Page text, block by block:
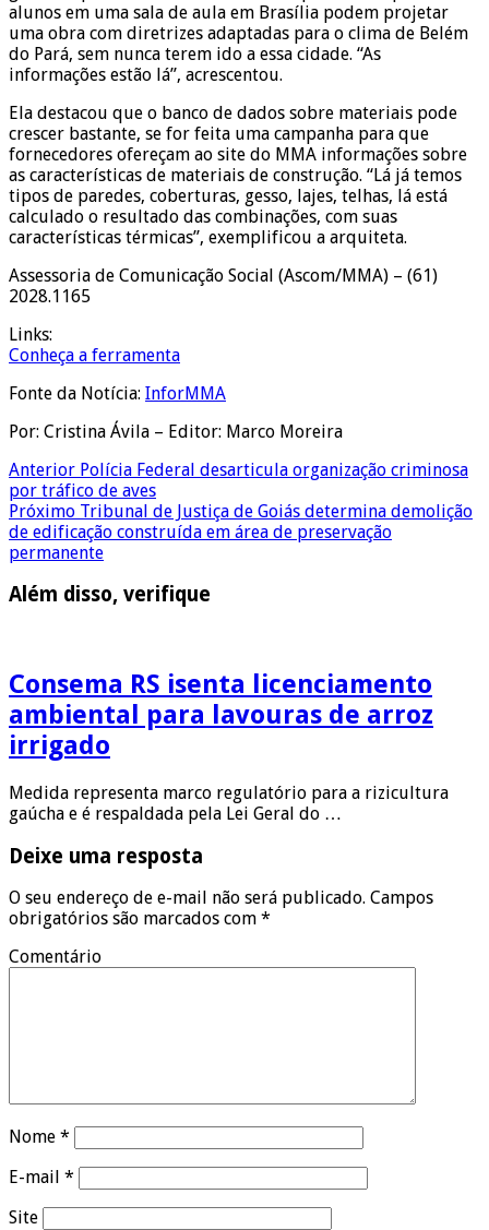
alunos em uma sala de aula em Brasília podem projetar
uma obra com diretrizes adaptadas para o clima de Belém
do Pará, sem nunca terem ido a essa cidade. “As
informações estão lá”, acrescentou.
Ela destacou que o banco de dados sobre materiais pode
crescer bastante, se for feita uma campanha para que
fornecedores ofereçam ao site do MMA informações sobre
as características de materiais de construção. “Lá já temos
tipos de paredes, coberturas, gesso, lajes, telhas, lá está
calculado o resultado das combinações, com suas
características térmicas”, exemplificou a arquiteta.
Assessoria de Comunicação Social (Ascom/MMA) – (61)
2028.1165
Links:
Conheça a ferramenta
Fonte da Notícia: InforMMA
Por: Cristina Ávila – Editor: Marco Moreira
Anterior Polícia Federal desarticula organização criminosa
por tráfico de aves
Próximo Tribunal de Justiça de Goiás determina demolição
de edificação construída em área de preservação
permanente
Além disso, verifique
Consema RS isenta licenciamento
ambiental para lavouras de arroz
irrigado
Medida representa marco regulatório para a rizicultura
gaúcha e é respaldada pela Lei Geral do …
Deixe uma resposta
O seu endereço de e-mail não será publicado. Campos
obrigatórios são marcados com *
Comentário
Nome *
E-mail *
Site